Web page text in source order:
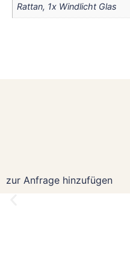
Rattan, 1x Windlicht Glas
zur Anfrage hinzufügen